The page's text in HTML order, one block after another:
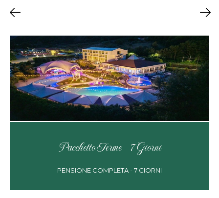
Pacchetto Terme - 7 Giorni
PENSIONE COMPLETA - 7 GIORNI